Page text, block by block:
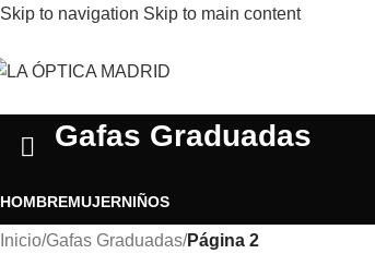
Skip to navigation Skip to main content
Gafas Graduadas
HOMBREMUJERNIÑOS
Inicio/Gafas Graduadas/Página 2